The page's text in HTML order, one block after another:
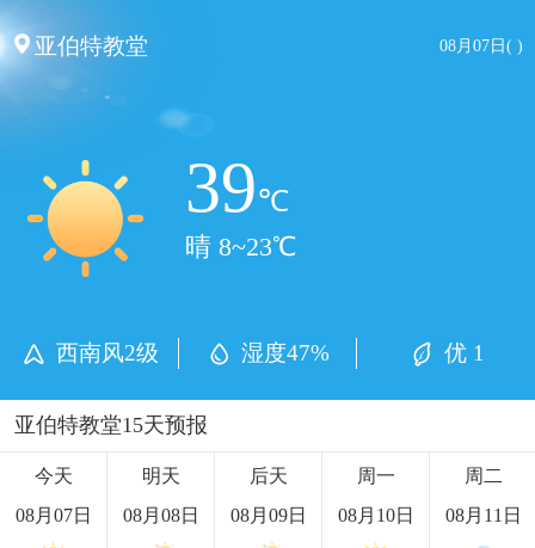
亚伯特教堂 08月07日( )
39℃
晴 8~23℃
西南风2级 湿度47% 优 1
亚伯特教堂15天预报
今天
08月07日
明天
08月08日
后天
08月09日
周一
08月10日
周二
08月11日